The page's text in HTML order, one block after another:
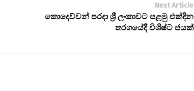
Next Article
කොදෙව්වන් පරදා ශ්‍රී ලංකාවට පළමු එක්දින
තරගයේදී විශිෂ්ට ජයක්